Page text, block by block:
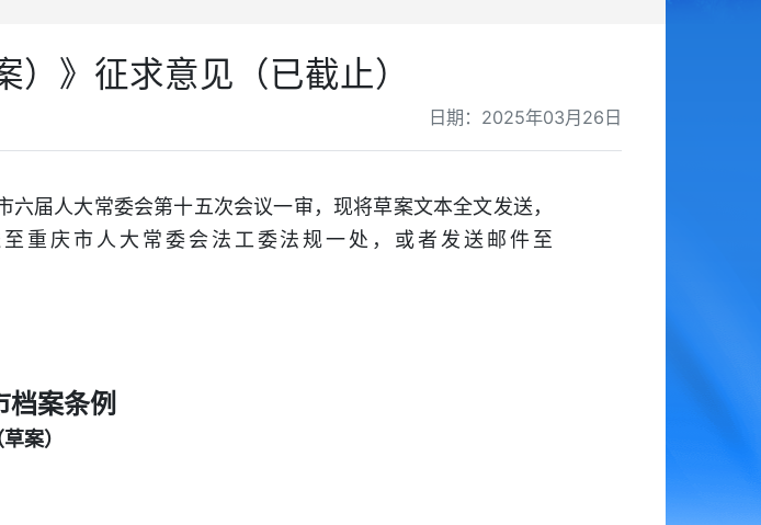
）》征求意见（已截止）
日期：2025年03月26日
届人大常委会第十五次会议一审，现将草案文本全文发送，
重庆市人大常委会法工委法规一处，或者发送邮件至
档案条例
草案）